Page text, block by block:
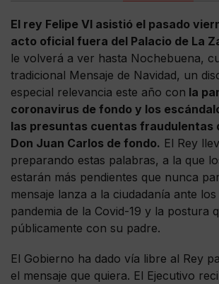
El rey Felipe VI asistió el pasado
acto oficial fuera del Palacio de La
le volverá a ver hasta Nochebuena,
tradicional Mensaje de Navidad, un
especial relevancia este año con la
coronavirus de fondo y los
las presuntas cuentas fraudulentas
Don Juan Carlos de fondo. El Rey
preparando estas palabras, a la que
estarán más pendientes que nunca
mensaje lanza a la ciudadanía ante
pandemia de la Covid-19 y la postura
públicamente con su padre.
El Gobierno ha dado vía libre al Rey
el mensaje que quiera. El Ejecutivo